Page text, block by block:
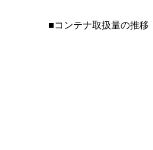
■コンテナ取扱量の推移